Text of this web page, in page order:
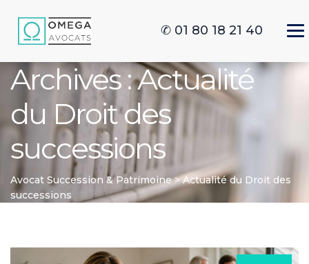
✆ 01 80 18 21 40
Archives :Actualité
du Droit des
successions
Avocat Succession & Patrimoine>Actualité du Droit des
successions